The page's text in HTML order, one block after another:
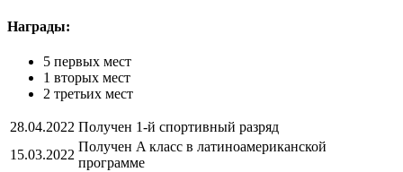
Награды:
5 первых мест
1 вторых мест
2 третьих мест
28.04.2022 Получен 1-й спортивный разряд
15.03.2022
Получен A класс в латиноамериканской
программе